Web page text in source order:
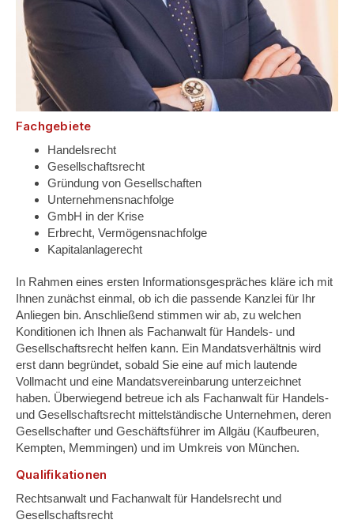
Fachgebiete
Handelsrecht
Gesellschaftsrecht
Gründung von Gesellschaften
Unternehmensnachfolge
GmbH in der Krise
Erbrecht, Vermögensnachfolge
Kapitalanlagerecht
In Rahmen eines ersten Informationsgespräches kläre ich mit
Ihnen zunächst einmal, ob ich die passende Kanzlei für Ihr
Anliegen bin. Anschließend stimmen wir ab, zu welchen
Konditionen ich Ihnen als Fachanwalt für Handels- und
Gesellschaftsrecht helfen kann. Ein Mandatsverhältnis wird
erst dann begründet, sobald Sie eine auf mich lautende
Vollmacht und eine Mandatsvereinbarung unterzeichnet
haben. Überwiegend betreue ich als Fachanwalt für Handels-
und Gesellschaftsrecht mittelständische Unternehmen, deren
Gesellschafter und Geschäftsführer im Allgäu (Kaufbeuren,
Kempten, Memmingen) und im Umkreis von München.
Qualifikationen
Rechtsanwalt und Fachanwalt für Handelsrecht und
Gesellschaftsrecht